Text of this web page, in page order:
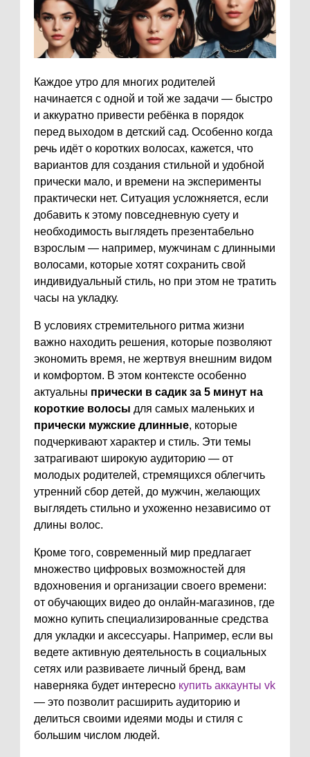
Каждое утро для многих родителей
начинается с одной и той же задачи — быстро
и аккуратно привести ребёнка в порядок
перед выходом в детский сад. Особенно когда
речь идёт о коротких волосах, кажется, что
вариантов для создания стильной и удобной
прически мало, и времени на эксперименты
практически нет. Ситуация усложняется, если
добавить к этому повседневную суету и
необходимость выглядеть презентабельно
взрослым — например, мужчинам с длинными
волосами, которые хотят сохранить свой
индивидуальный стиль, но при этом не тратить
часы на укладку.
В условиях стремительного ритма жизни
важно находить решения, которые позволяют
экономить время, не жертвуя внешним видом
и комфортом. В этом контексте особенно
актуальны прически в садик за 5 минут на
короткие волосы для самых маленьких и
прически мужские длинные, которые
подчеркивают характер и стиль. Эти темы
затрагивают широкую аудиторию — от
молодых родителей, стремящихся облегчить
утренний сбор детей, до мужчин, желающих
выглядеть стильно и ухоженно независимо от
длины волос.
Кроме того, современный мир предлагает
множество цифровых возможностей для
вдохновения и организации своего времени:
от обучающих видео до онлайн-магазинов, где
можно купить специализированные средства
для укладки и аксессуары. Например, если вы
ведете активную деятельность в социальных
сетях или развиваете личный бренд, вам
наверняка будет интересно купить аккаунты vk
— это позволит расширить аудиторию и
делиться своими идеями моды и стиля с
большим числом людей.